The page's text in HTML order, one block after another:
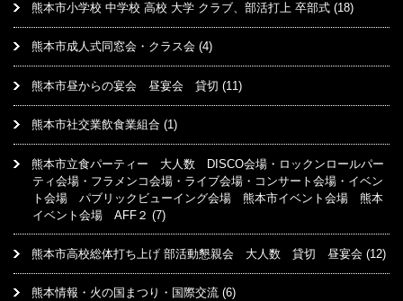
熊本市小学校 中学校 高校 大学 クラブ、部活打上 卒部式 (18)
熊本市成人式同窓会・クラス会 (4)
熊本市昼からの宴会 昼宴会 貸切 (11)
熊本市社交業飲食業組合 (1)
熊本市立食パーティー 大人数 DISCO会場・ロックンロールパー
ティ会場・フラメンコ会場・ライブ会場・コンサート会場・イベン
ト会場 パブリックビューイング会場 熊本市イベント会場 熊本
イベント会場 AFF２ (7)
熊本市高校総体打ち上げ 部活動懇親会 大人数 貸切 昼宴会 (12)
熊本情報・火の国まつり・国際交流 (6)